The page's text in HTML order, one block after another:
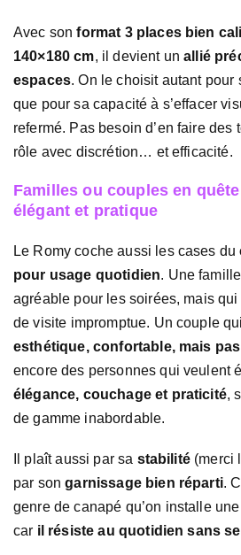
Avec sonformat 3 places bien
140×180 cm, il devient unallié
espaces. On le choisit autant pour
que pour sa capacité à s’effacer
refermé. Pas besoin d’en faire des
rôle avec discrétion… et efficacité.
Familles ou couples en quête
élégant et pratique
Le Romy coche aussi les cases du
pour usage quotidien. Une
agréable pour les soirées, mais
de visite impromptue. Un couple
esthétique, confortable, mais pas
encore des personnes qui veulent
élégance, couchage et praticité,
de gamme inabordable.
Il plaît aussi par sa stabilité(merci
par songarnissage bien réparti.
genre de canapé qu’on installe
car il résiste au quotidien sans